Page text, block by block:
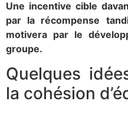
Une incentive cible
par la récompense
motivera par le
groupe.
Quelques
la cohésion